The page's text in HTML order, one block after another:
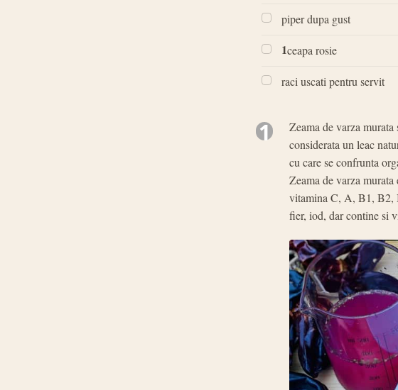
piper dupa gust
1ceapa rosie
raci uscati pentru servit
1
Zeama de varza
considerata un leac
cu care se confrunta
Zeama de varza
vitamina C, A, B1, B2,
fier, iod, dar contine si